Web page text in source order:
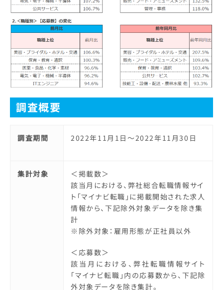
調査概要
調査期間 2022年11月1日～2022年11月30日
集計対象
＜掲載数＞
該当月における、弊社総合転職情報サイ
ト「マイナビ転職」に掲載開始された求人
情報から、下記除外対象データを除き集
計
※除外対象：雇用形態が正社員以外
＜応募数＞
該当月における、弊社転職情報サイト
「マイナビ転職」内の応募数から、下記除
外対象データを除き集計。